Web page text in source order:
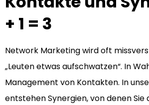
+ 1 = 3
Network Marketing wird oft
„Leuten etwas aufschwatzen“. In
Management von Kontakten. In
entstehen Synergien, von denen Sie